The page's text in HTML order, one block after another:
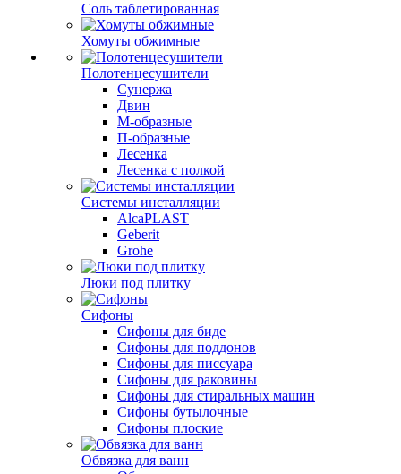
Соль таблетированная
Хомуты обжимные
Полотенцесушители
Сунержа
Двин
М-образные
П-образные
Лесенка
Лесенка с полкой
Системы инсталляции
AlcaPLAST
Geberit
Grohe
Люки под плитку
Сифоны
Сифoны для биде
Сифoны для поддонов
Сифoны для писсуара
Сифоны для раковины
Сифоны для стиральных машин
Сифоны бутылочные
Сифоны плоские
Обвязка для ванн